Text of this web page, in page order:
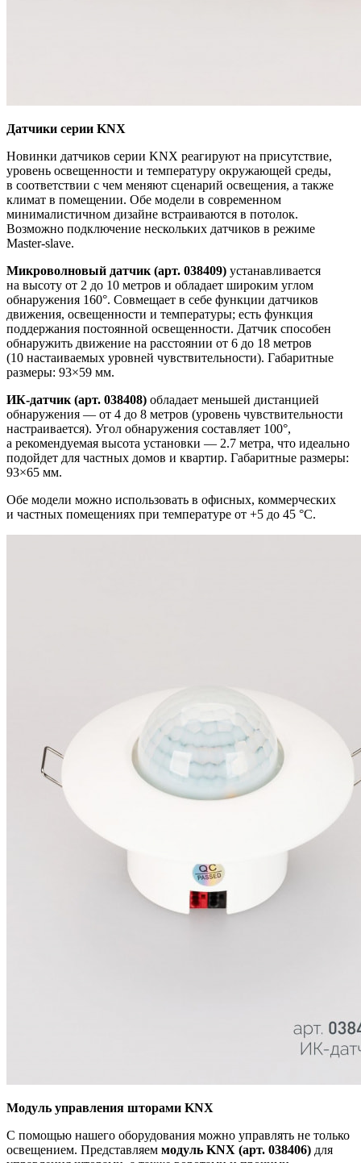
Датчики серии KNX
Новинки датчиков серии KNX реагируют на присутствие,
уровень освещенности и температуру окружающей среды,
в соответствии с чем меняют сценарий освещения, а также
климат в помещении. Обе модели в современном
минималистичном дизайне встраиваются в потолок.
Возможно подключение нескольких датчиков в режиме
Master-slave.
Микроволновый датчик (арт. 038409) устанавливается
на высоту от 2 до 10 метров и обладает широким углом
обнаружения 160°. Совмещает в себе функции датчиков
движения, освещенности и температуры; есть функция
поддержания постоянной освещенности. Датчик способен
обнаружить движение на расстоянии от 6 до 18 метров
(10 настаиваемых уровней чувствительности). Габаритные
размеры: 93×59 мм.
ИК-датчик (арт. 038408) обладает меньшей дистанцией
обнаружения — от 4 до 8 метров (уровень чувствительности
настраивается). Угол обнаружения составляет 100°,
а рекомендуемая высота установки — 2.7 метра, что идеально
подойдет для частных домов и квартир. Габаритные размеры:
93×65 мм.
Обе модели можно использовать в офисных, коммерческих
и частных помещениях при температуре от +5 до 45 °С.
Модуль управления шторами KNX
С помощью нашего оборудования можно управлять не только
освещением. Представляем модуль KNX (арт. 038406) для